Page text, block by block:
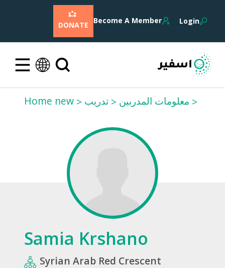
Login
Become A Member
DONATE
Home new تدريب معلومات المدربين
Samia Krshano
Syrian Arab Red Crescent